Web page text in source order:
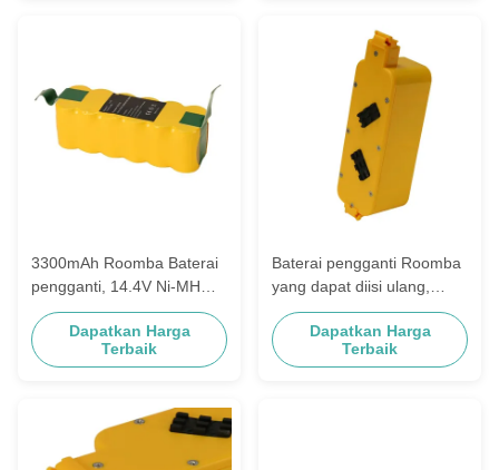
3300mAh Roomba Baterai
pengganti, 14.4V Ni-MH
Roomba Aps Baterai
Dapatkan Harga
Terbaik
Baterai pengganti Roomba
yang dapat diisi ulang,
Baterai Roomba 400 Series
14.4VDapatkan Harga
Terbaik